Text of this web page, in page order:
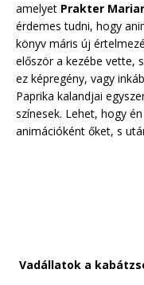
amelyet Prakter
érdemes tudni, hogy
könyv máris új
először a kezébe vette,
ez képregény, vagy
Paprika kalandjai
színesek. Lehet, hogy
animációként őket, s
Vadállatok a